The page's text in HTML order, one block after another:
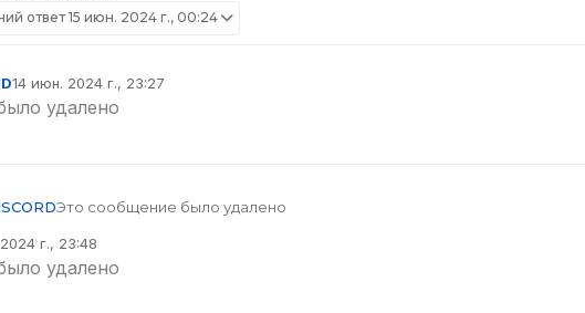
ответ15 июн. 2024 г., 00:24
14 июн. 2024 г., 23:27
отредактировано
удалено
Это сообщение было удалено
г., 23:48
удалено